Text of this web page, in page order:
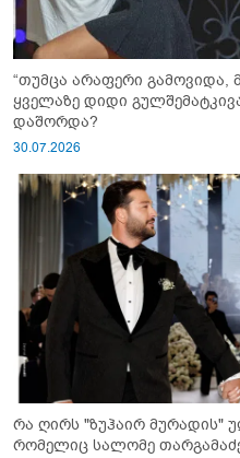
“თუმცა არაფერი გამოვიდა,
ყველაზე დიდი
დაშორდა?
30.07.2026
რა ღირს "ზუჰაირ მურადის" ულამაზესი საქორწინო კაბა,
რომელიც სალომე